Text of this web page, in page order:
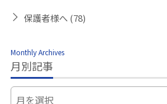
保護者様へ (78)
Monthly Archives
月別記事